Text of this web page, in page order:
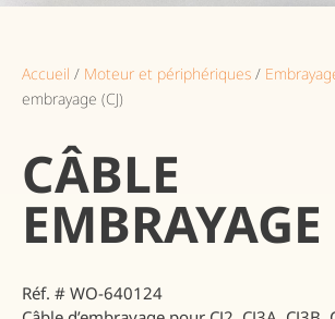
Accueil / Moteur et périphériques /
embrayage (CJ)
CÂBLE
EMBRAYAGE
Réf. # WO-640124